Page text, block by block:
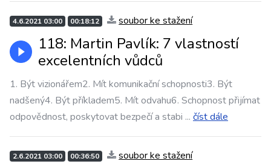
4.6.2021 03:00 00:18:12 soubor ke stažení
118: Martin Pavlík: 7 vlastností
excelentních vůdců
1. Být vizionářem2. Mít komunikační schopnosti3. Být
nadšený4. Být příkladem5. Mít odvahu6. Schopnost přijímat
odpovědnost, poskytovat bezpečí a stabi ... číst dále
2.6.2021 03:00 00:36:50 soubor ke stažení